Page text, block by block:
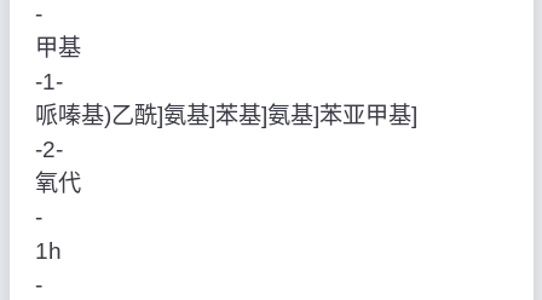
‑
甲基
‑1‑
哌嗪基)乙酰]氨基]苯基]氨基]苯亚甲基]
‑2‑
氧代
‑
1h
‑